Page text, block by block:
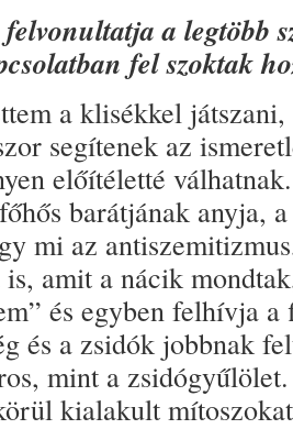
a legtöbb
fel szoktak
a klisékkel
segítenek az
előítéletté
barátjának anyja,
mi az
amit a nácik
és egyben felhívja
és a zsidók jobbnak
mint a
kialakult